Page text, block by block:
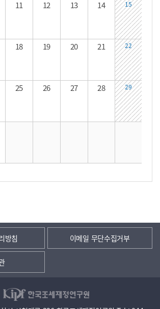
11 12 13 14 15
18 19 20 21 22
25 26 27 28 29
방침 이메일 무단수집거부